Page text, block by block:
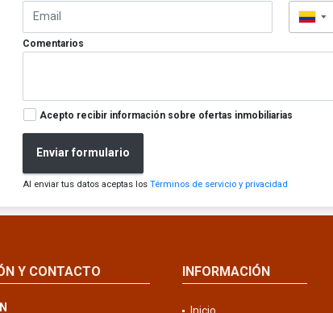
▼
Comentarios
Acepto recibir información sobre ofertas inmobiliarias
Enviar formulario
Al enviar tus datos aceptas losTérminos de servicio y privacidad
Y CONTACTO INFORMACIÓN